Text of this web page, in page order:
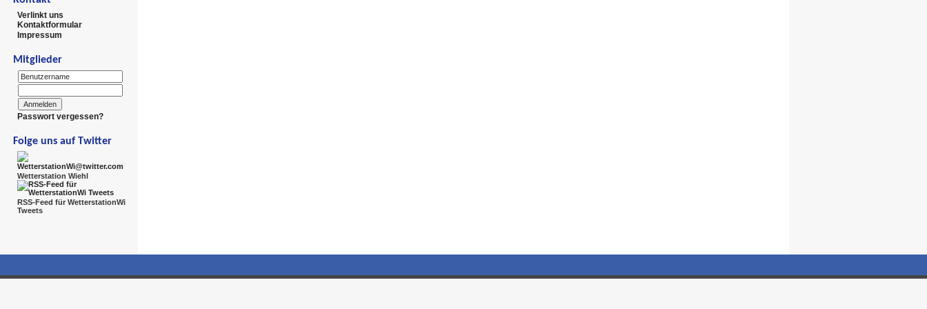
Verlinkt uns
Kontaktformular
Impressum
Mitglieder
Passwort vergessen?
Folge uns auf Twitter
Wetterstation Wiehl
RSS-Feed für WetterstationWi
Tweets